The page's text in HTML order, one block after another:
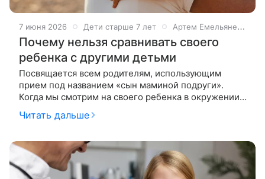
7 июня 2026 Дети старше 7 лет Артем Емельяненко
Почему нельзя сравнивать своего
ребенка с другими детьми
Посвящается всем родителям, использующим
прием под названием «сын маминой подруги».
Когда мы смотрим на своего ребенка в окружении
внимание на то, что кто-то выше
Читать дальше